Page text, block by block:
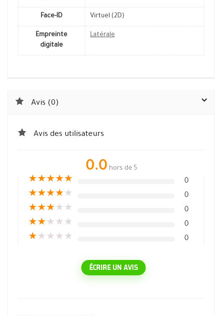
Face-ID Virtuel (2D)
Empreinte
digitale
Latérale
Avis (0)
Avis des utilisateurs
0.0 hors de 5
★★★★★ 0
★★★★★ 0
★★★★ ★ 0
★★★ ★ ★ 0
★★ ★ ★ ★ 0
ÉCRIRE UN AVIS